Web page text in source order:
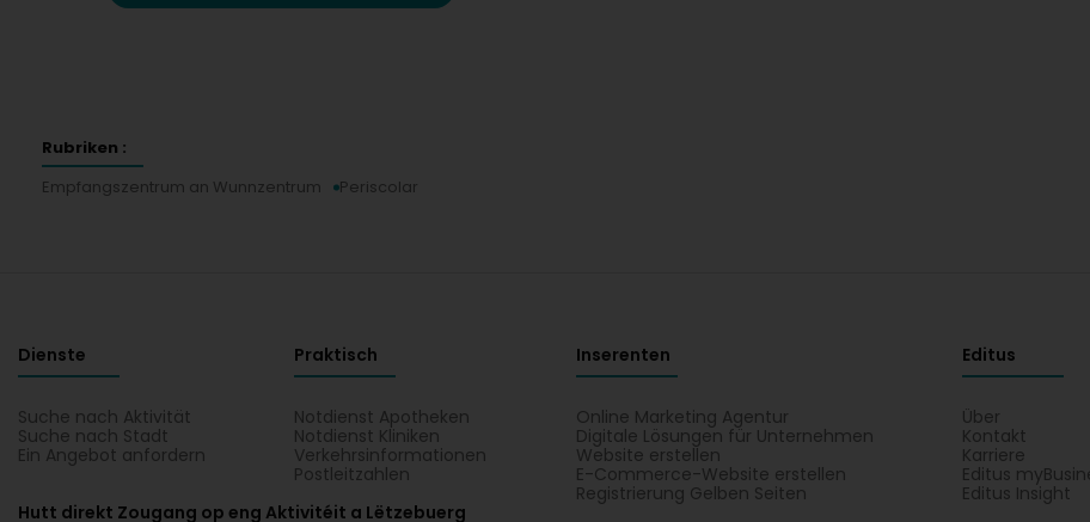
Rubriken :
Empfangszentrum an Wunnzentrum
Periscolar
Dienste
Suche nach Aktivität
Suche nach Stadt
Ein Angebot anfordern
Praktisch
Notdienst Apotheken
Notdienst Kliniken
Verkehrsinformationen
Postleitzahlen
Inserenten
Online Marketing Agentur
Digitale Lösungen für Unternehmen
Website erstellen
E-Commerce-Website erstellen
Registrierung Gelben Seiten
Editus
Über
Kontakt
Karriere
Editus
Editus Insight
Hutt direkt Zougang op eng Aktivitéit a Lëtzebuerg